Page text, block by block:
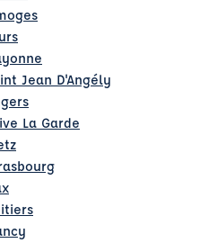
Jean D'Angély
La Garde